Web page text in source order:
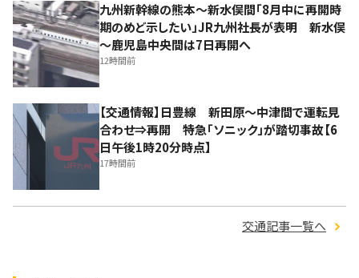
九州新幹線の熊本～新水俣間「8月中に再開時
期のめど示したい」JR九州社長が表明 新水俣
～鹿児島中央間は7日再開へ
12時間前
【交通情報】日豊線 新田原～中津間で運転見
合わせ⇒再開 特急「ソニック」が踏切事故【6
日午後1時20分時点】
17時間前
交通記事一覧へ